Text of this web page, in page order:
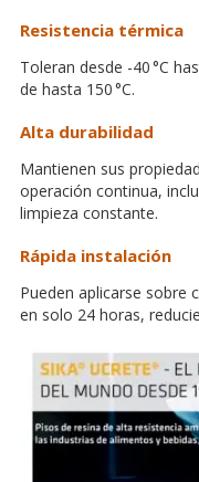
Resistencia térmica
Toleran desde -40 °C
de hasta 150 °C.
Alta durabilidad
Mantienen sus
operación continua,
limpieza constante.
Rápida instalación
Pueden aplicarse sobre
en solo 24 horas,